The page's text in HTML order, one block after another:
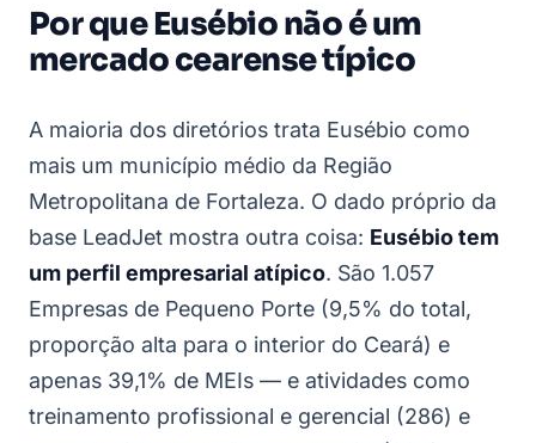
Por que Eusébio não é um
mercado cearense típico
A maioria dos diretórios trata Eusébio como
mais um município médio da Região
Metropolitana de Fortaleza. O dado próprio da
base LeadJet mostra outra coisa: Eusébio tem
um perfil empresarial atípico. São 1.057
Empresas de Pequeno Porte (9,5% do total,
proporção alta para o interior do Ceará) e
apenas 39,1% de MEIs — e atividades como
treinamento profissional e gerencial (286) e